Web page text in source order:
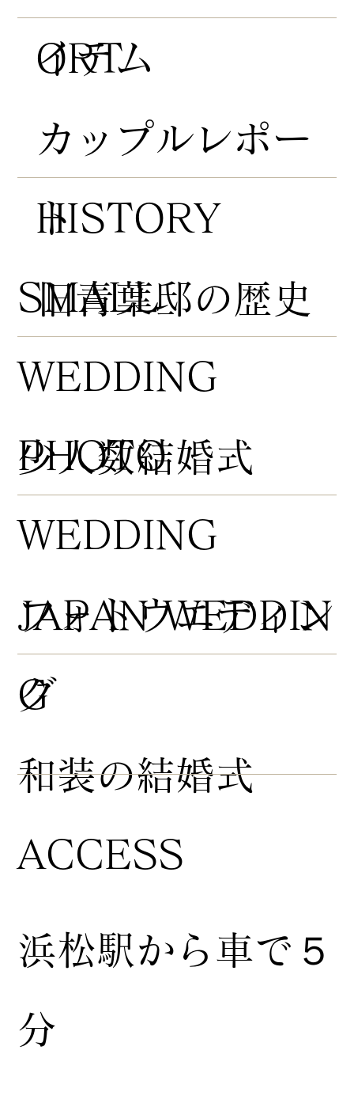
HISTORY
ORT
​旧青葉邸の歴史
​カップルレポー
ト
イテム
​少人数結婚式
​SMALL
WEDDING
​フォトウエディン
グ
PHOTO
WEDDING
​和装の結婚式
JAPAN WEDDIN
G
浜松駅から車で５
分
ACCESS